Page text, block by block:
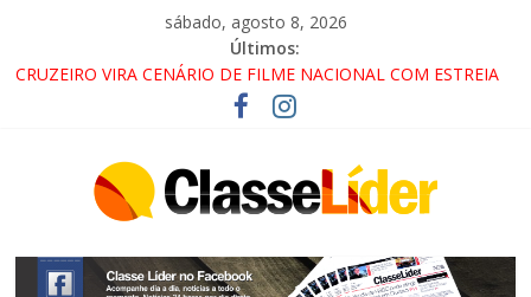
sábado, agosto 8, 2026
Últimos:
CRUZEIRO VIRA CENÁRIO DE FILME NACIONAL COM ESTREIA
PROMOTOR DO GAECO
ACESSO À APARECIDA NA DUTRA SERÁ BLOQUEADO NO FIM
ALTERNATIVAS
LORENA, PINDAMONHANGABA E QUELUZ NA RETA FINAL